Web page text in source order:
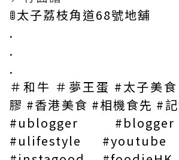
🚦太子荔枝角道68號地舖
.
.
.
＃和牛 ＃夢王蛋 #太子美
膠 #香港美食 #相機食先 #
#ublogger
#ulifestyle #youtube